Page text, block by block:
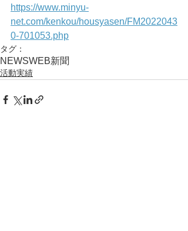
https://www.minyu-
net.com/kenkou/housyasen/FM2022043
0-701053.php
タグ：
NEWSWEB新聞
活動実績